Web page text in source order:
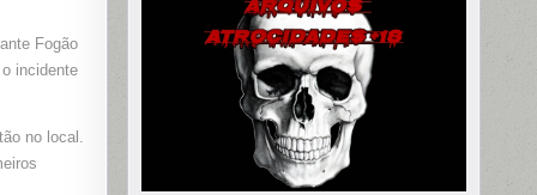
Fogão
incidente
no local.